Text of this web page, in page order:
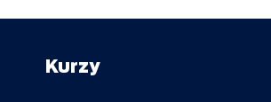
Kurzy